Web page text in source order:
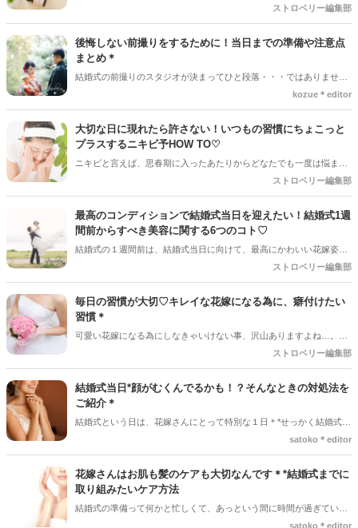
な自分で出たいものですよね。けれど、プレ花嫁さんにとって結婚式
だんのエステとはなにが違うの？」と思ってしまいますよね。今回
は、エステの基本からお伝えしてゆきたいと思います！
ストロベリー編集部
後悔しない前撮りをするために！当日までの準備や注意点
まとめ＊
結婚式の前撮りのスタジオが決まってひと段落・・・ではありませ
ん！前撮りはやり直しがきかないため、前撮り当日を迎えてから「こ
いく前撮りをするために、当日までにチェックしておきたいポイント
や注意点などをまとめました。これから前撮りをする人はぜひ参考に
してくださいね＊
kozue＊editor
大切な日に現れたら許さない！いつもの習慣にちょこっと
プラスするニキビ予HOW TO♡
ニキビと言えば、思春期に入ったあたりからどなたでも一度は悩まさ
れた経験があるのではないでしょうか？そんな困ったにきびが、もし
技術も上がり、コンシーラーなどで隠すこともできるのでそんなに重
く考える必要はないですが、やっぱり綺麗なお肌の方が自信を持って
式に臨むことができそう。そこで今回は、にきびができるメカニズム
やニキビを予防する簡単な方法をご紹介します♪しっかりと実践し
て、結婚式当日に向けて美肌になっちゃいましょう。
ストロベリー編集部
最高のコンディションで結婚式当日を迎えたい！結婚式1週
間前からすべき美容に関する6つのコト♡
結婚式の１週間前は、結婚式当日に向けて、最高にかわいい花嫁姿を
完成させるために自分を磨くラストスパートでもあります！どの角度
ように完璧な美しさを目指しましょう♡
ストロベリー編集部
毎日の習慣が大切♡キレイな花嫁になる為に、癖付けたい
習慣＊
可愛い花嫁になる為にしなきゃいけない事、沢山ありますよね…。結
婚式が近くなってからエステに行くのも1つの方法ですが、お金が掛
い花嫁になれるんです！チョットした意識で出来る美容習慣について
のお話しです。
ストロベリー編集部
結婚式当日*顔がむくんでるかも！？そんなときの対処法を
ご紹介＊
結婚式という日は、花嫁さんにとって特別な１日＊*せっかく結婚式に
向けてダイエットに励んでいても、当日に顔がむくんでしまっては意
ていても結婚式当日に起こってしまうこともあります。今回の記事で
は、そんな『むくみ』が起きてしまったときの対処法をお伝えしてい
きます。
satoko＊editor
花嫁さんはお肌も髪のケアも大切なんです＊*結婚式までに
取り組みたいケア方法
結婚式の準備って何かと忙しくて、あっという間に時間が過ぎていっ
ちゃうもの。でも、せっかくの結婚式だから、痩せたいし、お肌もキ
satoko＊editor